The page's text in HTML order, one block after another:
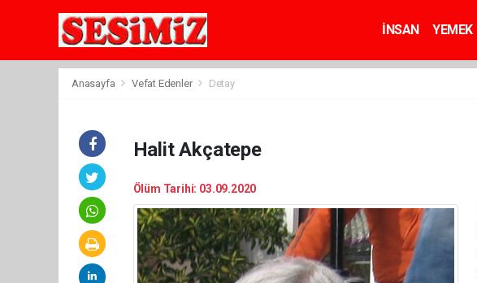
İNSAN YEMEK
Anasayfa Vefat Edenler Detay
Halit Akçatepe
Ölüm Tarihi: 03.09.2020